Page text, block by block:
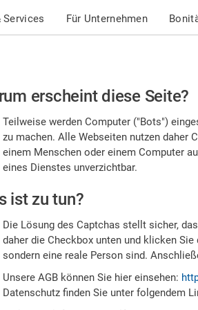
Services Für Unternehmen
erscheint diese Seite?
Teilweise werden Computer ("Bots")
zu machen. Alle Webseiten nutzen daher
einem Menschen oder einem Computer
eines Dienstes unverzichtbar.
ist zu tun?
Die Lösung des Captchas stellt sicher,
daher die Checkbox unten und klicken
sondern eine reale Person sind.
Unsere AGB können Sie hier einsehen:
Datenschutz finden Sie unter folgendem